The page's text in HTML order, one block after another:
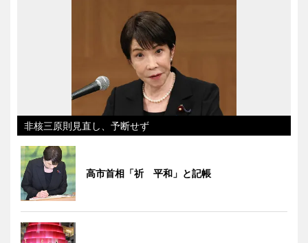
非核三原則見直し、予断せず
高市首相「祈 平和」と記帳